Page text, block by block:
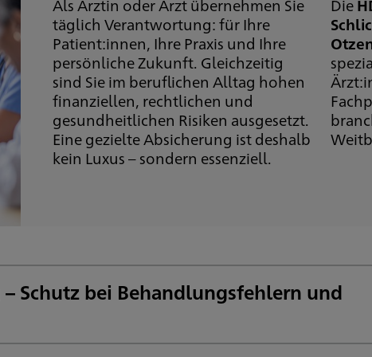
Als Ärztin oder Arzt übernehmen Sie
täglich Verantwortung: für Ihre
Patient:innen, Ihre Praxis und Ihre
persönliche Zukunft. Gleichzeitig
sind Sie im beruflichen Alltag hohen
finanziellen, rechtlichen und
gesundheitlichen Risiken ausgesetzt.
Eine gezielte Absicherung ist deshalb
kein Luxus – sondern essenziell.
Die
Schutz bei Behandlungsfehlern und